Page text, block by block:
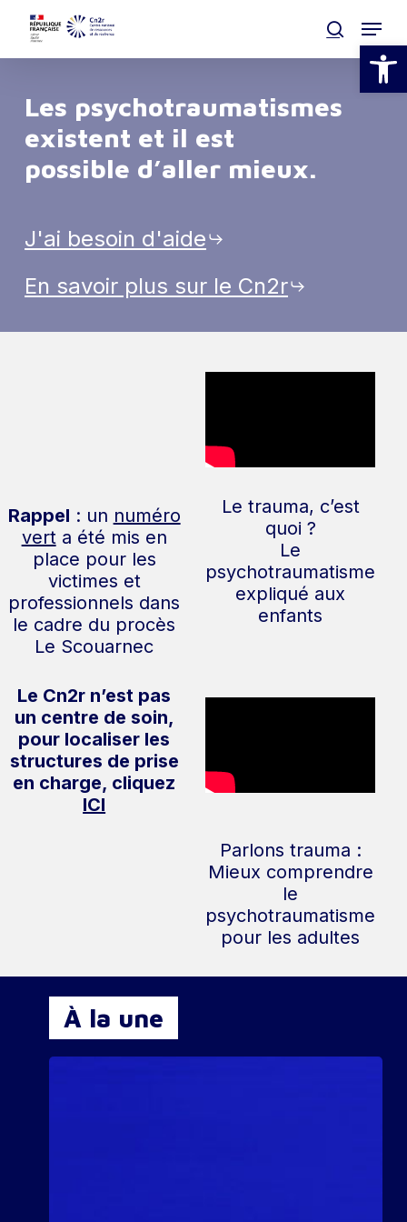
Ouvrir
Skip
main
search
Menu
Les psychotraumatismes
existent et il est
possible d’aller mieux.
J'ai besoin d'aide
En savoir plus sur le Cn2r
Rappel : un numéro
verta été mis en
place pour les
victimes et
professionnels dans
le cadre du procès
Le Scouarnec
Le Cn2r n’est pas
un centre de soin,
pour localiser les
structures de prise
en charge, cliquez
ICI
Le trauma, c’est
quoi ?
Le
psychotraumatisme
expliqué aux
enfants
Parlons trauma :
Mieux comprendre
le
psychotraumatisme
pour les adultes
À la une
Page